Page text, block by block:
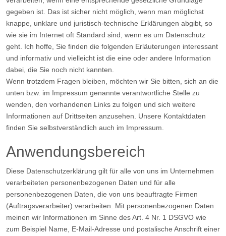
gegeben ist. Das ist sicher nicht möglich, wenn man möglichst
knappe, unklare und juristisch-technische Erklärungen abgibt, so
wie sie im Internet oft Standard sind, wenn es um Datenschutz
geht. Ich hoffe, Sie finden die folgenden Erläuterungen interessant
und informativ und vielleicht ist die eine oder andere Information
dabei, die Sie noch nicht kannten.
Wenn trotzdem Fragen bleiben, möchten wir Sie bitten, sich an die
unten bzw. im Impressum genannte verantwortliche Stelle zu
wenden, den vorhandenen Links zu folgen und sich weitere
Informationen auf Drittseiten anzusehen. Unsere Kontaktdaten
finden Sie selbstverständlich auch im Impressum.
Anwendungsbereich
Diese Datenschutzerklärung gilt für alle von uns im Unternehmen
verarbeiteten personenbezogenen Daten und für alle
personenbezogenen Daten, die von uns beauftragte Firmen
(Auftragsverarbeiter) verarbeiten. Mit personenbezogenen Daten
meinen wir Informationen im Sinne des Art. 4 Nr. 1 DSGVO wie
zum Beispiel Name, E-Mail-Adresse und postalische Anschrift einer